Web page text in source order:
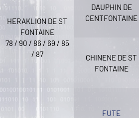
HERAKLION DE ST
FONTAINE
78 / 90 / 86 / 69 / 85
/ 87
DAUPHIN DE
CENTFONTAINE
CHINENE DE ST
FONTAINE
FUTE